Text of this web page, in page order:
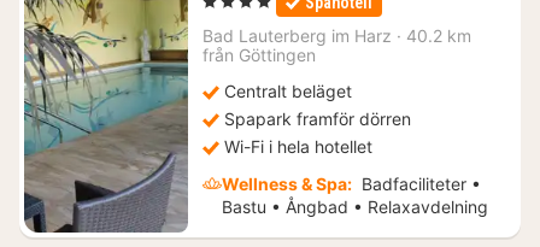
1536
Bad Lauterberg im Harz · 40.2 km
från Göttingen
Centralt beläget
Spapark framför dörren
Wi-Fi i hela hotellet
Wellness & Spa: Badfaciliteter •
Bastu • Ångbad • Relaxavdelning